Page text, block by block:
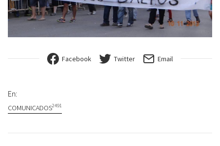
Facebook Twitter Email
En:
COMUNICADOS2491